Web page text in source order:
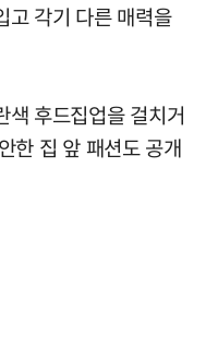
고 각기 다른 매력을
색 후드집업을 걸치거
한 집 앞 패션도 공개